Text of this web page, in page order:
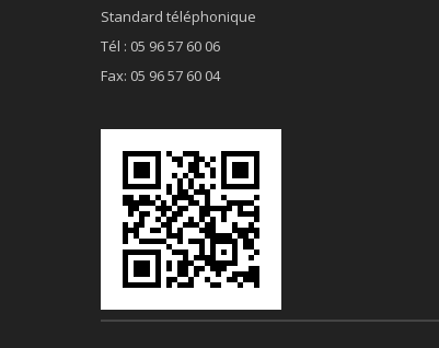
Standard téléphonique
Tél : 05 96 57 60 06
Fax: 05 96 57 60 04